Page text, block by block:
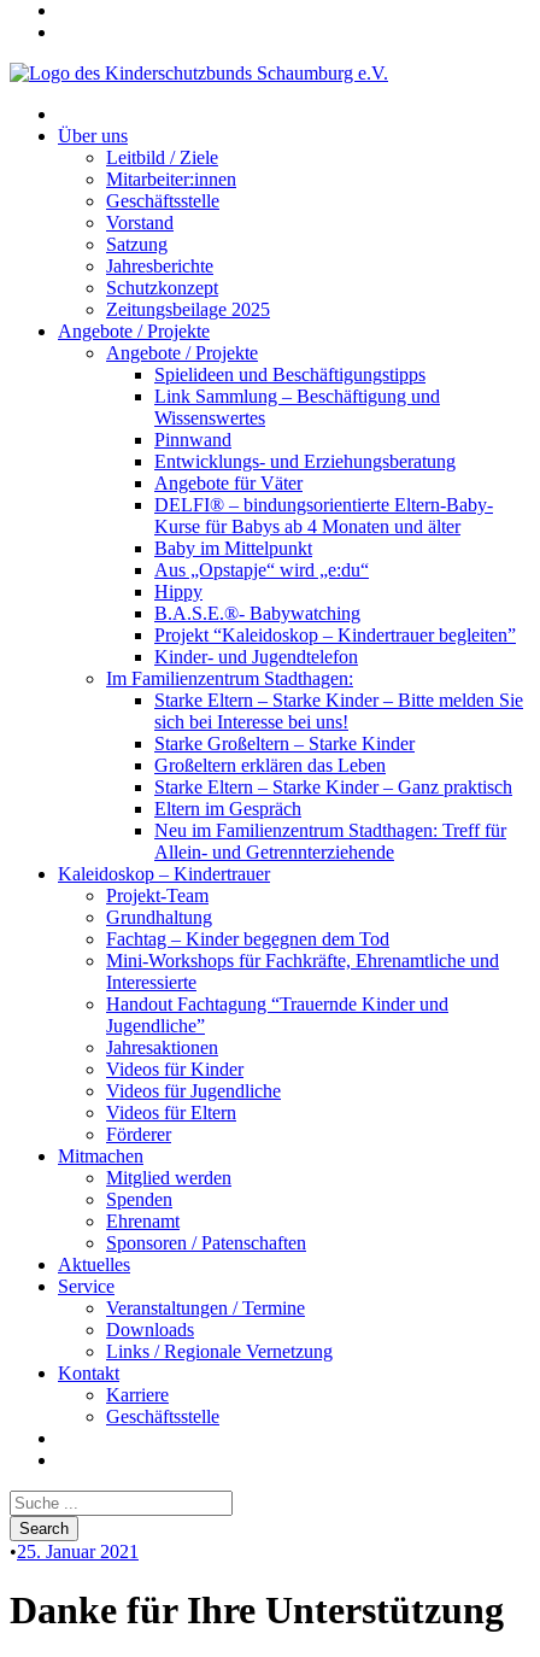
Über uns
Leitbild / Ziele
Mitarbeiter:innen
Geschäftsstelle
Vorstand
Satzung
Jahresberichte
Schutzkonzept
Zeitungsbeilage 2025
Angebote / Projekte
Angebote / Projekte
Spielideen und Beschäftigungstipps
Link Sammlung – Beschäftigung und
Wissenswertes
Pinnwand
Entwicklungs- und Erziehungsberatung
Angebote für Väter
DELFI® – bindungsorientierte Eltern-Baby-
Kurse für Babys ab 4 Monaten und älter
Baby im Mittelpunkt
Aus „Opstapje“ wird „e:du“
Hippy
B.A.S.E.®- Babywatching
Projekt “Kaleidoskop – Kindertrauer begleiten”
Kinder- und Jugendtelefon
Im Familienzentrum Stadthagen:
Starke Eltern – Starke Kinder – Bitte melden Sie
sich bei Interesse bei uns!
Starke Großeltern – Starke Kinder
Großeltern erklären das Leben
Starke Eltern – Starke Kinder – Ganz praktisch
Eltern im Gespräch
Neu im Familienzentrum Stadthagen: Treff für
Allein- und Getrennterziehende
Kaleidoskop – Kindertrauer
Projekt-Team
Grundhaltung
Fachtag – Kinder begegnen dem Tod
Mini-Workshops für Fachkräfte, Ehrenamtliche und
Interessierte
Handout Fachtagung “Trauernde Kinder und
Jugendliche”
Jahresaktionen
Videos für Kinder
Videos für Jugendliche
Videos für Eltern
Förderer
Mitmachen
Mitglied werden
Spenden
Ehrenamt
Sponsoren / Patenschaften
Aktuelles
Service
Veranstaltungen / Termine
Downloads
Links / Regionale Vernetzung
Kontakt
Karriere
Geschäftsstelle
•25. Januar 2021
Danke für Ihre Unterstützung